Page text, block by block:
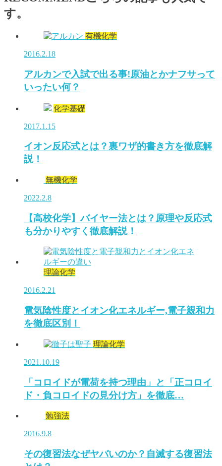
す。
有機化学
2016.2.18
アルカンで入試で出る事!原油とかナフサって
いったい何？
化学基礎
2017.1.15
イオン反応式とは？裏ワザ的書き方を徹底解
説！
無機化学
2022.2.8
【高校化学】バイヤー法とは？原理や反応式
も分かりやすく徹底解説！
理論化学
2016.2.21
電気陰性度とイオン化エネルギー,電子親和力
を徹底区別！
理論化学
2021.10.19
「コロイドが電荷を持つ理由」と「正コロイ
ド・負コロイドの見分け方」を徹底…
勉強法
2016.9.8
その復習法なぜヤバいのか？自滅する復習法